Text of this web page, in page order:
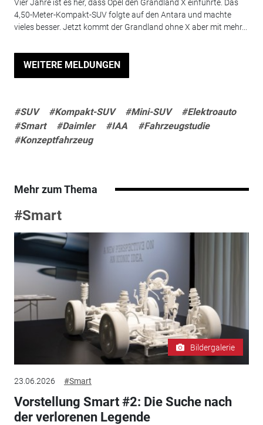
Vier Jahre ist es her, dass Opel den Grandland X einführte. Das
4,50-Meter-Kompakt-SUV folgte auf den Antara und machte
vieles besser. Jetzt kommt der Grandland ohne X aber mit mehr...
WEITERE MELDUNGEN
#SUV #Kompakt-SUV #Mini-SUV
#Elektroauto
#Smart
#Daimler #IAA
#Fahrzeugstudie
#Konzeptfahrzeug
Mehr zum Thema
#Smart
Bildergalerie
23.06.2026 #Smart
Vorstellung Smart #2: Die Suche nach
der verlorenen Legende